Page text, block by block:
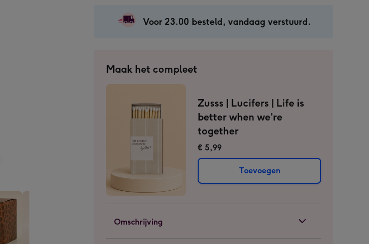
Voor 23.00 besteld, vandaag verstuurd.
Maak het compleet
Zusss | Lucifers | Life is
better when we're
together
€ 5,99
Toevoegen
Omschrijving